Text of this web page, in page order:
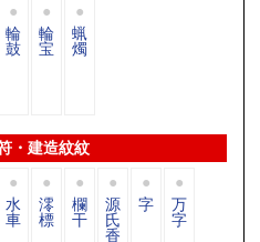
輪
鼓
輪
宝
蝋
燭
・建造紋紋
水
車
澪
標
欄
干
源
氏
香
字 万
字